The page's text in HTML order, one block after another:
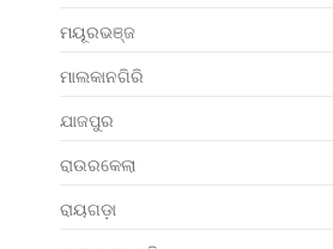
ମୟୂରଭଞ୍ଜ
ମାଲକାନଗିରି
ଯାଜପୁର
ରାଉରକେଲା
ରାୟଗଡ଼ା